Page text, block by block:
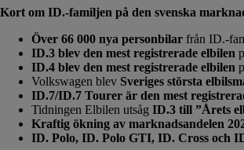
Kort om ID.-familjen på den svenska
Över 66 000 nya personbilar från ID.-
ID.3 blev den mest registrerade elbilen
ID.4 blev den mest registrerade elbilen
Volkswagen blev Sveriges största
ID.7/ID.7 Tourer är den mest
Tidningen Elbilen utsåg ID.3 till ”Årets
Kraftig ökning av marknadsandelen
ID. Polo, ID. Polo GTI, ID. Cross och